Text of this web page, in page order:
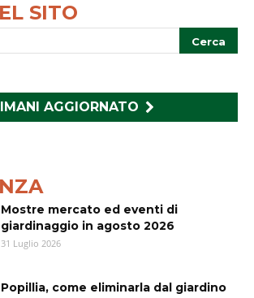
SITO
AGGIORNATO
Mostre mercato ed eventi di
giardinaggio in agosto 2026
31 Luglio 2026
Popillia, come eliminarla dal giardino